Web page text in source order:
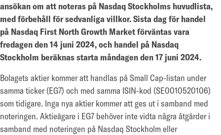
ansökan om att noteras på Nasdaq Stockholms huvudlista,
med förbehåll för sedvanliga villkor. Sista dag för handel
på Nasdaq First North Growth Market förväntas vara
fredagen den 14 juni 2024, och handel på Nasdaq
Stockholm beräknas starta måndagen den 17 juni 2024.
Bolagets aktier kommer att handlas på Small Cap-listan under
samma ticker (EG7) och med samma ISIN-kod (SE0010520106)
som tidigare. Inga nya aktier kommer att ges ut i samband med
noteringen. Aktieägare i EG7 behöver inte vidta några åtgärder i
samband med noteringen på Nasdaq Stockholm eller